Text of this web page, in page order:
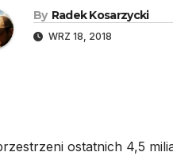
By Radek Kosarzycki
WRZ 18, 2018
ostatnich 4,5